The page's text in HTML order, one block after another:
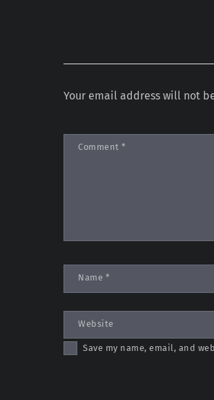
Your email address will not
Comment*
Name *
Website
Save my name, email, and